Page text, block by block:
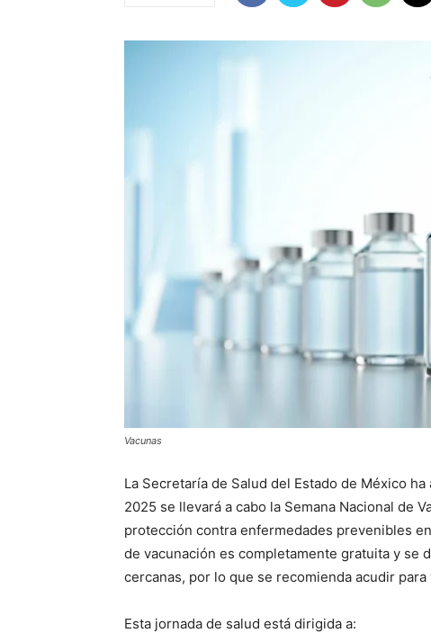
Vacunas
La Secretaría de Salud del Estado de México
2025 se llevará a cabo la Semana Nacional de
protección contra enfermedades prevenibles
de vacunación es completamente gratuita y se
cercanas, por lo que se recomienda acudir
Esta jornada de salud está dirigida a: